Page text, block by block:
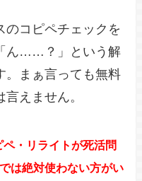
のコピペチェックを
ん……？」という解
。まぁ言っても無料
えません。
ペ・リライトが死活問
は絶対使わない方がい